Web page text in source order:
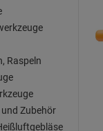
Raspeln
Zubehör